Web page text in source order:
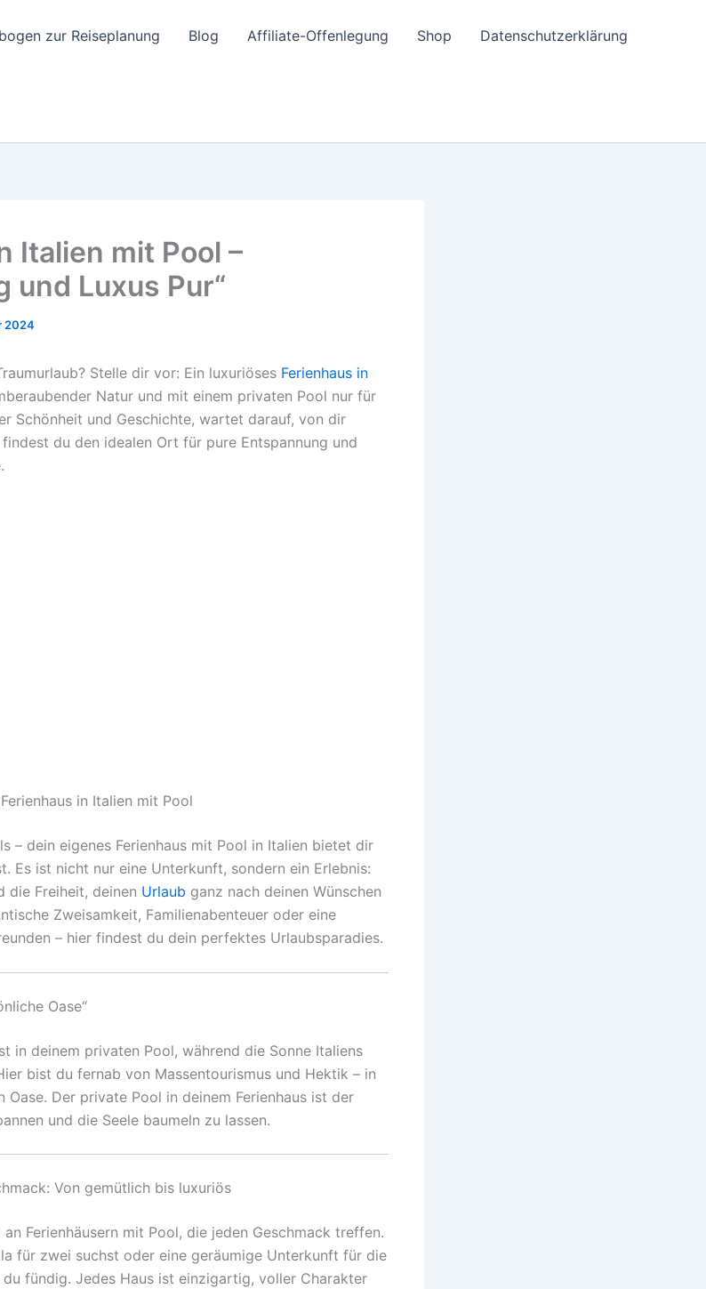
zur Reiseplanung Blog Affiliate-Offenlegung Shop Datenschutzerklärung
Italien mit Pool –
und Luxus Pur“
2024
Stelle dir vor: Ein luxuriöses Ferienhaus in
Natur und mit einem privaten Pool nur für
Schönheit und Geschichte, wartet darauf, von dir
du den idealen Ort für pure Entspannung und
in Italien mit Pool
– dein eigenes Ferienhaus mit Pool in Italien bietet dir
Es ist nicht nur eine Unterkunft, sondern ein Erlebnis:
die Freiheit, deinen Urlaub ganz nach deinen Wünschen
Zweisamkeit, Familienabenteuer oder eine
– hier findest du dein perfektes Urlaubsparadies.
Oase“
in deinem privaten Pool, während die Sonne Italiens
bist du fernab von Massentourismus und Hektik – in
Oase. Der private Pool in deinem Ferienhaus ist der
und die Seele baumeln zu lassen.
Von gemütlich bis luxuriös
Ferienhäusern mit Pool, die jeden Geschmack treffen.
für zwei suchst oder eine geräumige Unterkunft für die
fündig. Jedes Haus ist einzigartig, voller Charakter